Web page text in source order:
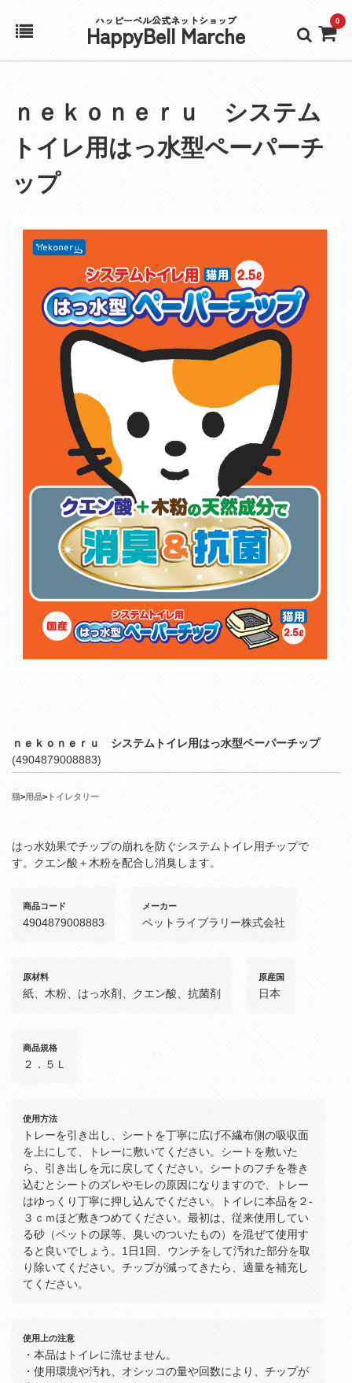
ハッピーベル公式ネットショップ
HappyBell Marche 0
アカウント
カート
ｎｅｋｏｎｅｒｕ システム
トイレ用はっ水型ペーパーチ
ップ
ｎｅｋｏｎｅｒｕ システムトイレ用はっ水型ペーパーチップ
(4904879008883)
猫>用品> トイレタリー
はっ水効果でチップの崩れを防ぐシステムトイレ用チップで
す。クエン酸＋木粉を配合し消臭します。
商品コード
4904879008883
メーカー
ペットライブラリー株式会社
原材料
紙、木粉、はっ水剤、クエン酸、抗菌剤
原産国
日本
商品規格
２．５Ｌ
使用方法
トレーを引き出し、シートを丁寧に広げ不繊布側の吸収面
を上にして、トレーに敷いてください。シートを敷いた
ら、引き出しを元に戻してください。シートのフチを巻き
込むとシートのズレやモレの原因になりますので、トレー
はゆっくり丁寧に押し込んでください。トイレに本品を２‐
３ｃｍほど敷きつめてください。最初は、従来使用してい
る砂（ペットの尿等、臭いのついたもの）を混ぜて使用す
ると良いでしょう。1日1回、ウンチをして汚れた部分を取
り除いてください。チップが減ってきたら、適量を補充し
てください。
使用上の注意
・本品はトイレに流せません。
・使用環境や汚れ、オシッコの量や回数により、チップが